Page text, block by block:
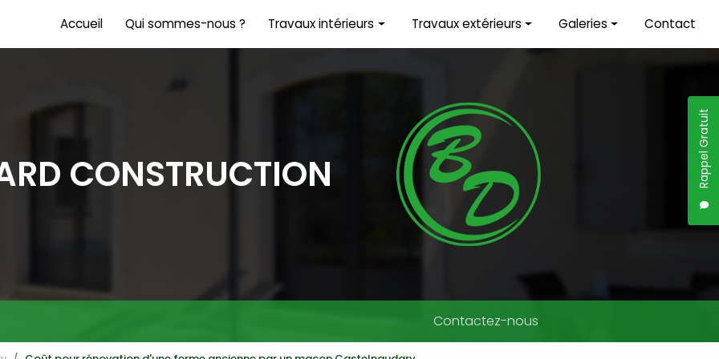
Rappel Gratuit
Accueil Qui sommes-nous ? Travaux intérieurs
Carrelage
Travaux extérieurs
Démolition
Piscine
Couverture
Galeries Contact
CONSTRUCTION
Contactez-nous